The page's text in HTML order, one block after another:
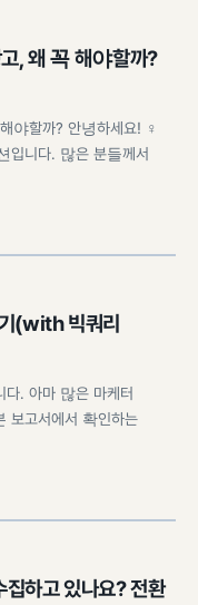
, 왜 꼭 해야할까?
야할까? 안녕하세요! ♀️
입니다. 많은 분들께서
(with 빅쿼리
다. 아마 많은 마케터
보고서에서 확인하는
하고 있나요? 전환